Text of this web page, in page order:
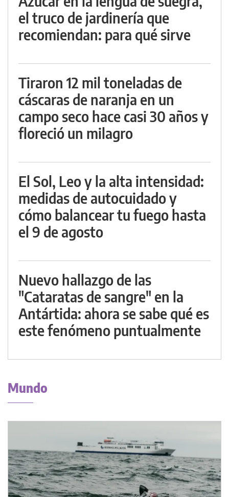
el truco de jardinería que
recomiendan: para qué sirve
Tiraron 12 mil toneladas de
cáscaras de naranja en un
campo seco hace casi 30 años y
floreció un milagro
El Sol, Leo y la alta intensidad:
medidas de autocuidado y
cómo balancear tu fuego hasta
el 9 de agosto
Nuevo hallazgo de las
"Cataratas de sangre" en la
Antártida: ahora se sabe qué es
este fenómeno puntualmente
Mundo